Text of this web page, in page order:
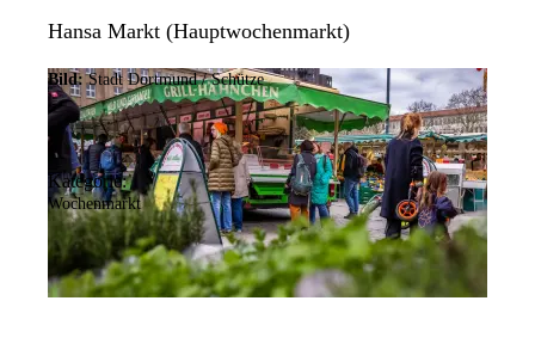
Hansa Markt (Hauptwochenmarkt)
Bild: Stadt Dortmund / Schütze
Kategorie:
Wochenmarkt